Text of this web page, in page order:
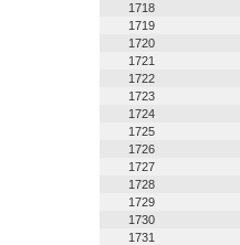
1718
1719
1720
1721
1722
1723
1724
1725
1726
1727
1728
1729
1730
1731